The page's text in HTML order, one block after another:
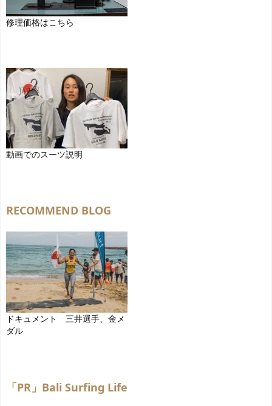
修理価格はこちら
動画でのスーツ説明
RECOMMEND BLOG
ドキュメント 三井選手、金メ
ダル
「PR」Bali Surfing Life